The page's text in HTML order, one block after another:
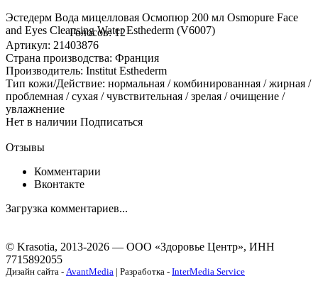
Эстедерм Вода мицелловая Осмопюр 200 мл Osmopure Face
and Eyes Cleansing Water Esthederm (V6007)
Голосов: 12
Артикул: 21403876
Страна производства: Франция
Производитель: Institut Esthederm
Тип кожи/Действие: нормальная / комбинированная / жирная /
проблемная / сухая / чувствительная / зрелая / очищение /
увлажнение
Нет в наличии Подписаться
Отзывы
Комментарии
Вконтакте
Загрузка комментариев...
© Krasotia, 2013-2026 — ООО «Здоровье Центр», ИНН
7715892055
Дизайн сайта - AvantMedia | Разработка - InterMedia Service